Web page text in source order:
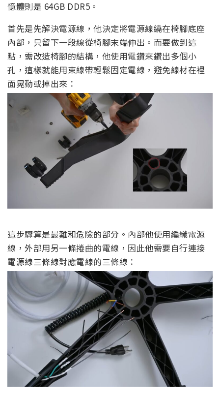
憶體則是 64GB DDR5。
首先是先解決電源線，他決定將電源線繞在椅腳底座
內部，只留下一段線從椅腳末端伸出。而要做到這
點，需改造椅腳的結構，他使用電鑽來鑽出多個小
孔，這樣就能用束線帶輕鬆固定電線，避免線材在裡
面晃動或掉出來：
這步驟算是最難和危險的部分。內部他使用編織電源
線，外部用另一條捲曲的電線，因此他需要自行連接
電源線三條線對應電線的三條線：